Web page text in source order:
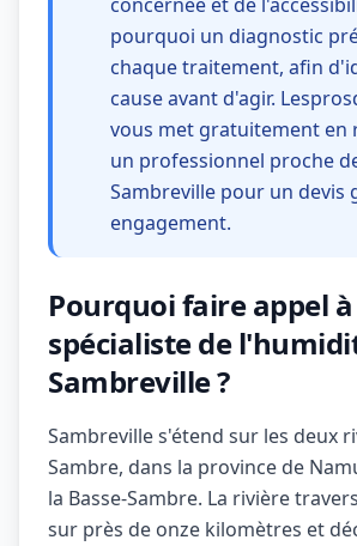
pourquoi un diagnostic
chaque traitement, afin
cause avant d'agir.
vous met gratuitement en
un professionnel proche
Sambreville pour un devis
engagement.
Pourquoi faire appel
spécialiste de
Sambreville ?
Sambreville s'étend sur les deux
Sambre, dans la province de
la Basse-Sambre. La rivière
sur près de onze kilomètres et